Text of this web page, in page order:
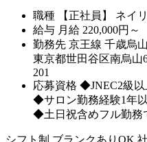
職種
【正社員】 ネイ
給与 月給 220,000円～
勤務先 京王線 千歳烏
東京都世田谷区南烏山
201
応募資格 ◆JNEC2級以
◆サロン勤務経験1年
◆土日祝含めフル勤務
シフト制 ブランクありOK